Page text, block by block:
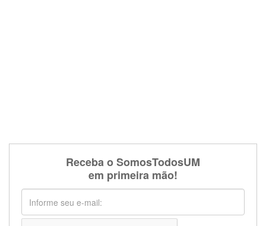
Receba o SomosTodosUM
em primeira mão!